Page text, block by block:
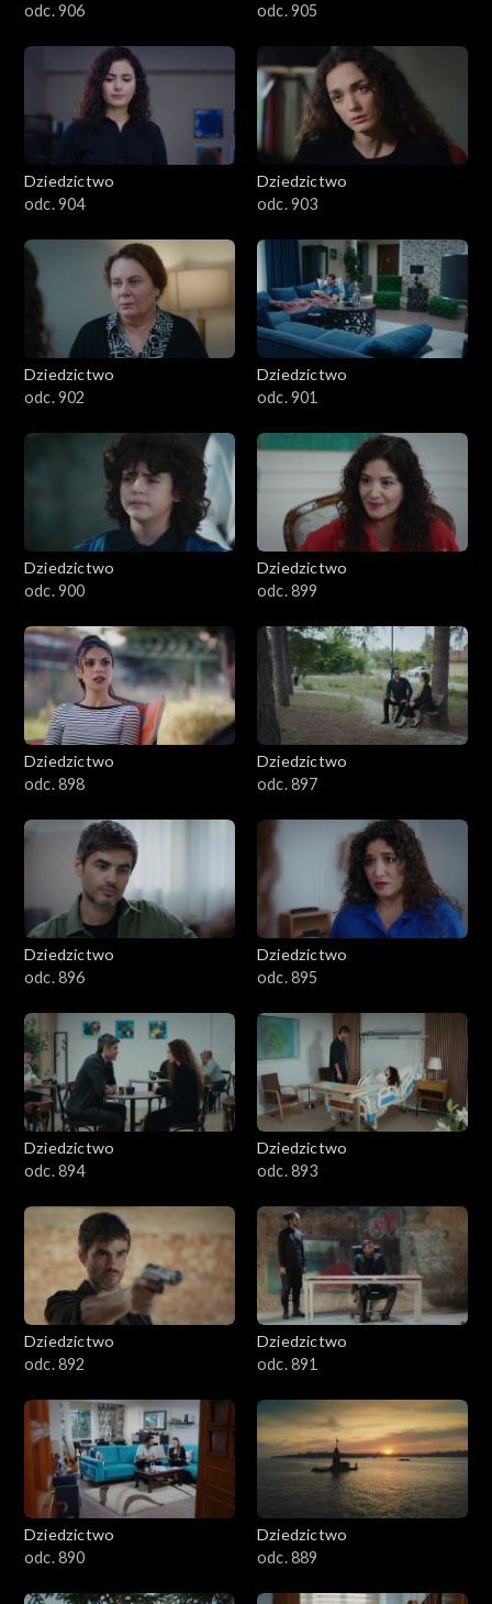
odc. 906
odc. 905
Dziedzictwo
odc. 904
Dziedzictwo
odc. 903
Dziedzictwo
odc. 902
Dziedzictwo
odc. 901
Dziedzictwo
odc. 900
Dziedzictwo
odc. 899
Dziedzictwo
odc. 898
Dziedzictwo
odc. 897
Dziedzictwo
odc. 896
Dziedzictwo
odc. 895
Dziedzictwo
odc. 894
Dziedzictwo
odc. 893
Dziedzictwo
odc. 892
Dziedzictwo
odc. 891
Dziedzictwo
odc. 890
Dziedzictwo
odc. 889